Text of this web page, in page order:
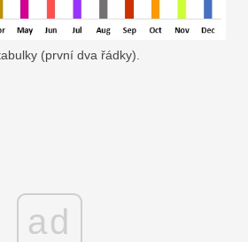
(první dva řádky).
ad